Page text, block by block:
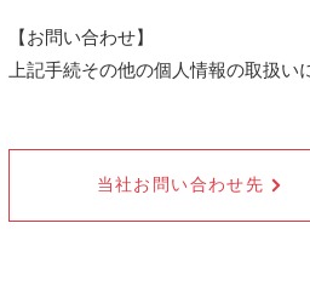
【お問い合わせ】
上記手続その他の個人情報の取扱
当社お問い合わせ先